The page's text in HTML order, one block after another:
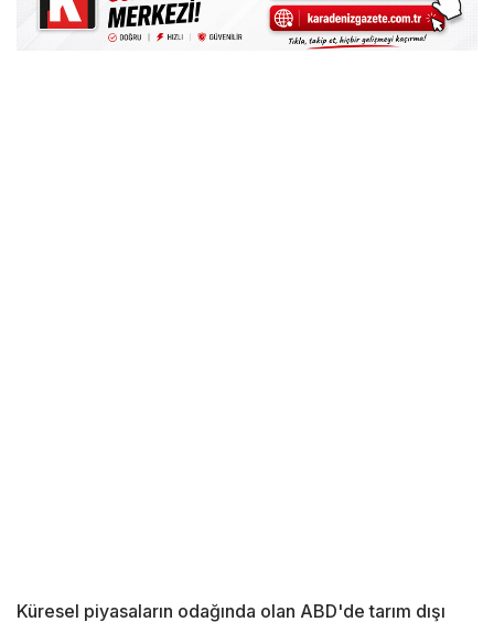
Küresel piyasaların odağında olan ABD'de tarım dışı